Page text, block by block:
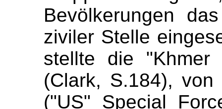
Bevölkerungen
ziviler Stelle
stellte die
"Khmer
(Clark, S.184), von
("US" Special